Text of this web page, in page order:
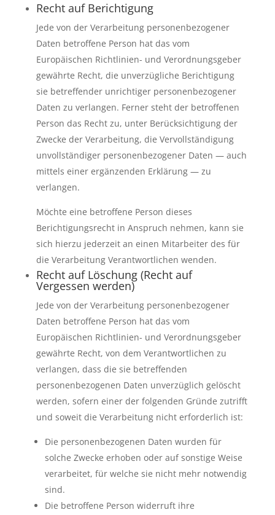
Recht auf Berichtigung
Jede von der Verarbeitung personenbezogener
Daten betroffene Person hat das vom
Europäischen Richtlinien- und Verordnungsgeber
gewährte Recht, die unverzügliche Berichtigung
sie betreffender unrichtiger personenbezogener
Daten zu verlangen. Ferner steht der betroffenen
Person das Recht zu, unter Berücksichtigung der
Zwecke der Verarbeitung, die Vervollständigung
unvollständiger personenbezogener Daten — auch
mittels einer ergänzenden Erklärung — zu
verlangen.
Möchte eine betroffene Person dieses
Berichtigungsrecht in Anspruch nehmen, kann sie
sich hierzu jederzeit an einen Mitarbeiter des für
die Verarbeitung Verantwortlichen wenden.
Recht auf Löschung (Recht auf
Vergessen werden)
Jede von der Verarbeitung personenbezogener
Daten betroffene Person hat das vom
Europäischen Richtlinien- und Verordnungsgeber
gewährte Recht, von dem Verantwortlichen zu
verlangen, dass die sie betreffenden
personenbezogenen Daten unverzüglich gelöscht
werden, sofern einer der folgenden Gründe zutrifft
und soweit die Verarbeitung nicht erforderlich ist:
Die personenbezogenen Daten wurden für
solche Zwecke erhoben oder auf sonstige Weise
verarbeitet, für welche sie nicht mehr notwendig
sind.
Die betroffene Person widerruft ihre